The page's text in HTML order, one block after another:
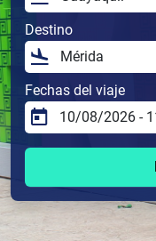
Destino
Fechas del viaje